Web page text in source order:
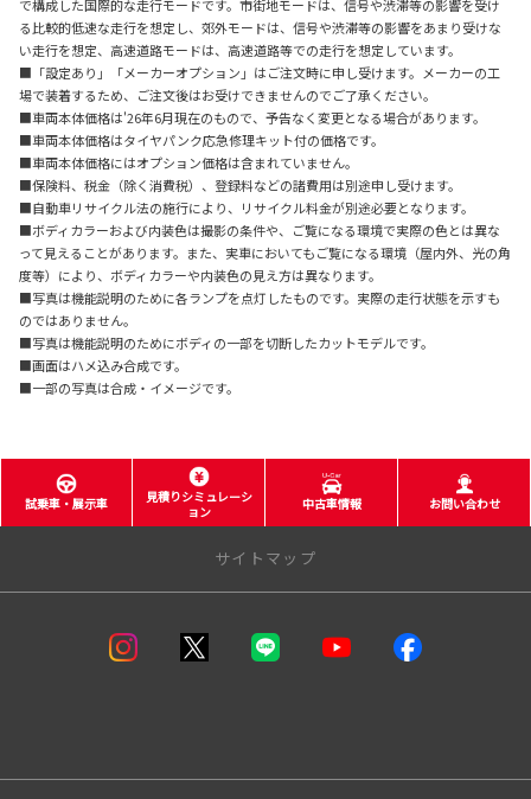
で構成した国際的な走行モードです。市街地モードは、信号や渋滞等の影響を受け
る比較的低速な走行を想定し、郊外モードは、信号や渋滞等の影響をあまり受けな
い走行を想定、高速道路モードは、高速道路等での走行を想定しています。
■「設定あり」「メーカーオプション」はご注文時に申し受けます。メーカーの工
場で装着するため、ご注文後はお受けできませんのでご了承ください。
■車両本体価格は'26年6月現在のもので、予告なく変更となる場合があります。
■車両本体価格はタイヤパンク応急修理キット付の価格です。
■車両本体価格にはオプション価格は含まれていません。
■保険料、税金（除く消費税）、登録料などの諸費用は別途申し受けます。
■自動車リサイクル法の施行により、リサイクル料金が別途必要となります。
■ボディカラーおよび内装色は撮影の条件や、ご覧になる環境で実際の色とは異な
って見えることがあります。また、実車においてもご覧になる環境（屋内外、光の角
度等）により、ボディカラーや内装色の見え方は異なります。
■写真は機能説明のために各ランプを点灯したものです。実際の走行状態を示すも
のではありません。
■写真は機能説明のためにボディの一部を切断したカットモデルです。
■画面はハメ込み合成です。
■一部の写真は合成・イメージです。
試乗車・展示車
見積りシミュレーシ
ョン
中古車情報 お問い合わせ
サイトマップ